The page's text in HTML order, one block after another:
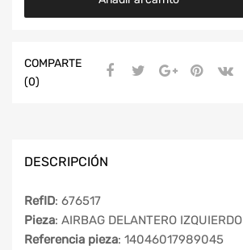
COMPARTE
(0)
DESCRIPCIÓN
RefID: 676517
Pieza: AIRBAG DELANTERO IZQUIERDO
Referencia pieza: 14046017989045